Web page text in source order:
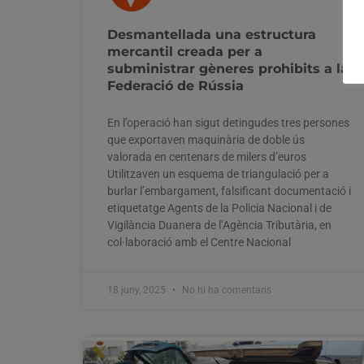
Desmantellada una estructura
mercantil creada per a
subministrar gèneres prohibits a la
Federació de Rússia
En l’operació han sigut detingudes tres persones
que exportaven maquinària de doble ús
valorada en centenars de milers d’euros
Utilitzaven un esquema de triangulació per a
burlar l’embargament, falsificant documentació i
etiquetatge Agents de la Policia Nacional i de
Vigilància Duanera de l’Agència Tributària, en
col·laboració amb el Centre Nacional
18 juny, 2025 No hi ha comentaris